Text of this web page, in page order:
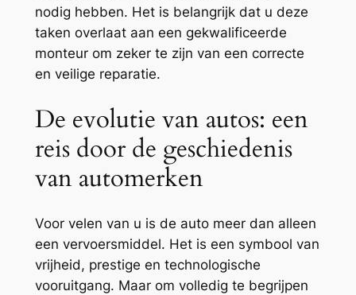
nodig hebben. Het is belangrijk dat u deze
taken overlaat aan een gekwalificeerde
monteur om zeker te zijn van een correcte
en veilige reparatie.
De evolutie van autos: een
reis door de geschiedenis
van automerken
Voor velen van u is de auto meer dan alleen
een vervoersmiddel. Het is een symbool van
vrijheid, prestige en technologische
vooruitgang. Maar om volledig te begrijpen